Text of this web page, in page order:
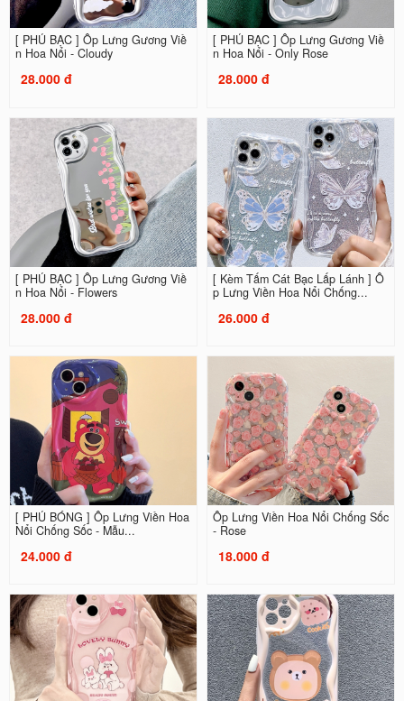
[ PHỦ BẠC ] Ốp Lưng Gương Viề
n Hoa Nổi - Cloudy
28.000 đ
[ PHỦ BẠC ] Ốp Lưng Gương Viề
n Hoa Nổi - Only Rose
28.000 đ
[ PHỦ BẠC ] Ốp Lưng Gương Viề
n Hoa Nổi - Flowers
28.000 đ
[ Kèm Tấm Cát Bạc Lấp Lánh ] Ố
p Lưng Viền Hoa Nổi Chống...
26.000 đ
[ PHỦ BÓNG ] Ốp Lưng Viền Hoa
Nổi Chống Sốc - Mẫu...
24.000 đ
Ốp Lưng Viền Hoa Nổi Chống Sốc
- Rose
18.000 đ